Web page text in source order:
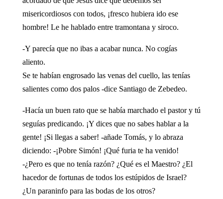
misericordiosos con todos, ¡fresco hubiera ido ese
hombre! Le he hablado entre tramontana y siroco.
-Y parecía que no ibas a acabar nunca. No cogías
aliento.
Se te habían engrosado las venas del cuello, las tenías
salientes como dos palos -dice Santiago de Zebedeo.
-Hacía un buen rato que se había marchado el pastor y tú
seguías predicando. ¡Y dices que no sabes hablar a la
gente! ¡Si llegas a saber! -añade Tomás, y lo abraza
diciendo: -¡Pobre Simón! ¡Qué furia te ha venido!
-¿Pero es que no tenía razón? ¿Qué es el Maestro? ¿El
hacedor de fortunas de todos los estúpidos de Israel?
¿Un paraninfo para las bodas de los otros?